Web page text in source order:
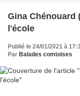
Gina Chénouard
l'école
Publié le 24/01/2021 à
Par Balades comtoises